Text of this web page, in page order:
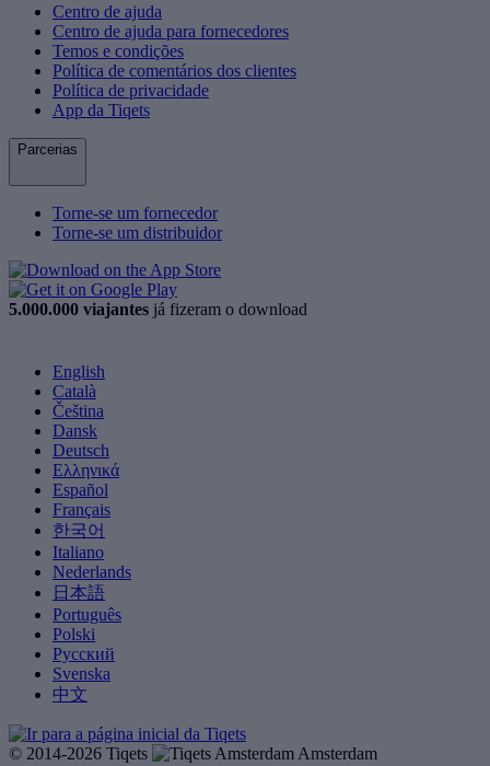
Centro de ajuda
Centro de ajuda para fornecedores
Temos e condições
Política de comentários dos clientes
Política de privacidade
App da Tiqets
Parcerias
Torne-se um fornecedor
Torne-se um distribuidor
5.000.000 viajantes já fizeram o download
English
Català
Čeština
Dansk
Deutsch
Ελληνικά
Español
Français
한국어
Italiano
Nederlands
日本語
Português
Polski
Русский
Svenska
中文
© 2014-2026 Tiqets
Amsterdam